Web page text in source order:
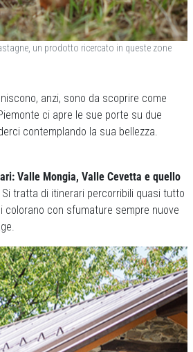
un prodotto ricercato in queste zone
anzi, sono da scoprire come
ci apre le sue porte su due
contemplando la sua bellezza.
Valle Mongia, Valle Cevetta e quello
. Si tratta di itinerari percorribili quasi tutto
colorano con sfumature sempre nuove